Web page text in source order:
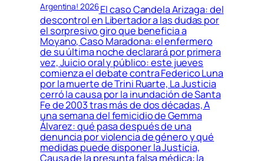
Argentina! 2026El caso Candela Arizaga: del
descontrol en Libertador a las dudas por
el sorpresivo giro que beneficia a
Moyano, Caso Maradona: el enfermero
de su última noche declarará por primera
vez, Juicio oral y público: este jueves
comienza el debate contra Federico Luna
por la muerte de Trini Ruarte, La Justicia
cerró la causa por la inundación de Santa
Fe de 2003 tras más de dos décadas, A
una semana del femicidio de Gemma
Álvarez: qué pasa después de una
denuncia por violencia de género y qué
medidas puede disponer la Justicia,
Causa de la presunta falsa médica: la